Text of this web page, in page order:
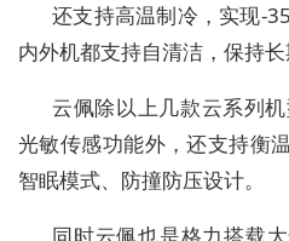
还支持高温制冷，实现
内外机都支持自清洁，保持长
云佩除以上几款云系列
光敏传感功能外，还支持衡
智眠模式、防撞防压设计。